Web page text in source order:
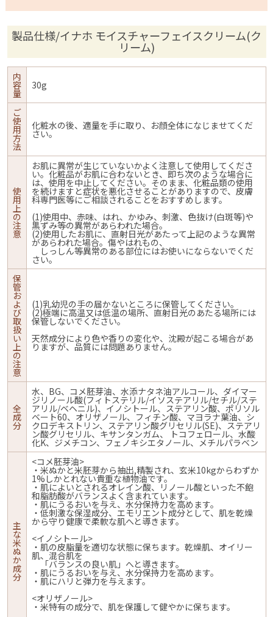
製品仕様/イナホ モイスチャーフェイスクリーム(ク
リーム)
内
容
量
30g
ご
使
用
方
法
化粧水の後、適量を手に取り、お顔全体になじませてくだ
さい。
使
用
上
の
注
意
お肌に異常が生じていないかよく注意して使用してくださ
い。化粧品がお肌に合わないとき、即ち次のような場合に
は、使用を中止してください。そのまま、化粧品類の使用
を続けますと症状を悪化させることがありますので、皮膚
科専門医等にご相談されることをおすすめします。
(1)使用中、赤味、はれ、かゆみ、刺激、色抜け(白斑等)や
黒ずみ等の異常があらわれた場合。
(2)使用したお肌に、直射日光があたって上記のような異常
があらわれた場合。傷やはれもの、
しっしん等異常のある部位にはお使いにならないでくだ
さい。
保
管
お
よ
び
取
扱
い
上
の
注
意
(1)乳幼児の手の届かないところに保管してください。
(2)極端に高温又は低温の場所、直射日光のあたる場所には
保管しないでください。
天然成分により色や香りの変化や、沈殿が起こる場合があ
りますが、品質には問題ありません。
全
成
分
水、BG、コメ胚芽油、水添ナタネ油アルコール、ダイマー
ジリノール酸(フィトステリル/イソステアリル/セチル/ステ
アリル/ベヘニル)、イノシトール、ステアリン酸、ポリソル
ベート60、オリザノール、フィチン酸、マヨラナ葉油、シ
クロデキストリン、ステアリン酸グリセリル(SE)、ステアリ
ン酸グリセリル、キサンタンガム、 トコフェロール、水酸
化K、ジメチコン、フェノキシエタノール、メチルパラベン
主
な
米
ぬ
か
成
分
<コメ胚芽油>
・米ぬかと米胚芽から抽出,精製され、玄米10kgからわずか
1%しかとれない貴重な植物油です。
・肌によいとされるオレイン酸、リノール酸といった不飽
和脂肪酸がバランスよく含まれています。
・肌にうるおいを与え、水分保持力を高めます。
・低刺激な保湿成分、エモリエント成分として、肌を乾燥
から守り健康で柔軟な肌へと導きます。
<イノシトール>
・肌の皮脂量を適切な状態に保ちます。乾燥肌、オイリー
肌、混合肌を
「バランスの良い肌」へと導きます。
・肌にうるおいを与え、水分保持力を高めます。
・肌にハリと弾力を与えます。
<オリザノール>
・米特有の成分で、肌を保護して健やかに保ちます。